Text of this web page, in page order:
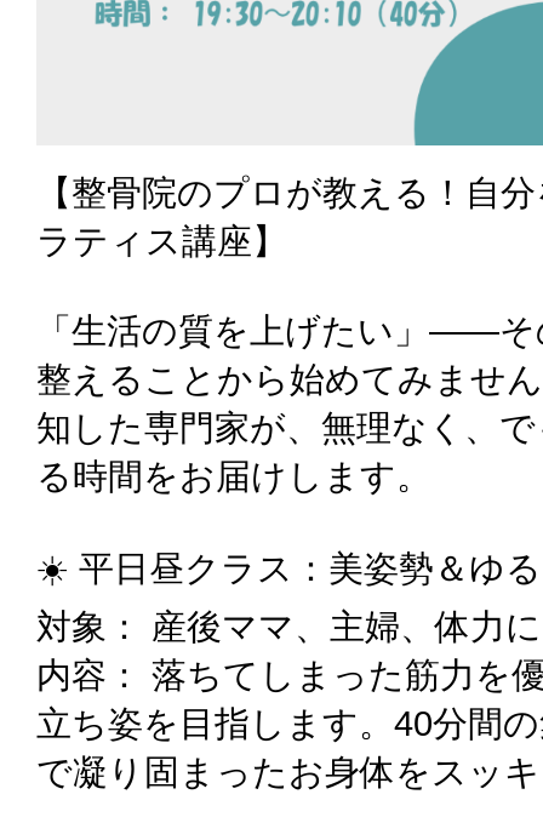
【整骨院のプロが教える！自
ラティス講座】
「生活の質を上げたい」——
整えることから始めてみませ
知した専門家が、無理なく、
る時間をお届けします。
☀️ 平日昼クラス：美姿勢＆ゆ
対象： 産後ママ、主婦、体力
内容： 落ちてしまった筋力を
立ち姿を目指します。40分間
で凝り固まったお身体をスッ